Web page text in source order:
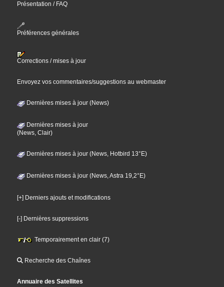
Présentation / FAQ
Préférences générales
Corrections / mises à jour
Envoyez vos commentaires/suggestions au webmaster
Dernières mises à jour (News)
Dernières mises à jour
(News, Clair)
Dernières mises à jour (News, Hotbird 13°E)
Dernières mises à jour (News, Astra 19,2°E)
[+] Derniers ajouts et modifications
[-] Dernières suppressions
Temporairement en clair (7)
Recherche des Chaînes
Annuaire des Satellites